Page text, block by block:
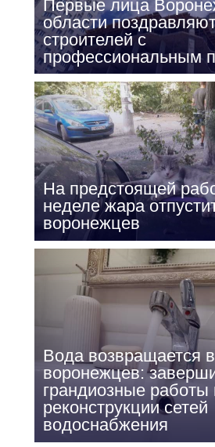
Первые лица
области
строителей с
профессиональным
На предстоящей
неделе жара
воронежцев
Вода возвращается
воронежцев:
грандиозные работы
реконструкции сетей
водоснабжения